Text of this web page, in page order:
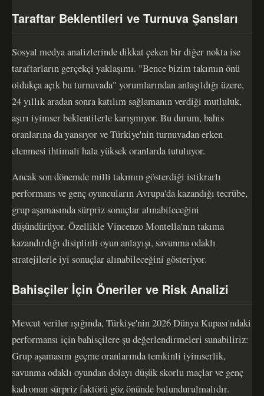
Taraftar Beklentileri ve Turnuva Şansları
Sosyal medya analizlerinde dikkat çeken bir diğer nokta ise
taraftarların gerçekçi yaklaşımı. "Bence bizim takımın önü
oldukça açık bu turnuvada" yorumlarından anlaşıldığı üzere,
24 yıllık aradan sonra katılım sağlamanın verdiği mutluluk,
aşırı iyimser beklentilerle karışmıyor. Bu durum, bahis
oranlarına da yansıyor ve Türkiye'nin turnuvadan erken
elenmesi ihtimali hala yüksek oranlarda tutuluyor.
Ancak son dönemde milli takımın gösterdiği istikrarlı
performans ve genç oyuncuların Avrupa'da kazandığı tecrübe,
grup aşamasında sürpriz sonuçlar alınabileceğini
düşündürüyor. Özellikle Vincenzo Montella'nın takıma
kazandırdığı disiplinli oyun anlayışı, savunma odaklı
stratejilerle iyi sonuçlar alınabileceğini gösteriyor.
Bahisçiler İçin Öneriler ve Risk Analizi
Mevcut veriler ışığında, Türkiye'nin 2026 Dünya Kupası'ndaki
performansı için bahisçilere şu değerlendirmeleri sunabiliriz:
Grup aşamasını geçme oranlarında temkinli iyimserlik,
savunma odaklı oyundan dolayı düşük skorlu maçlar ve genç
kadronun sürpriz faktörü göz önünde bulundurulmalıdır.